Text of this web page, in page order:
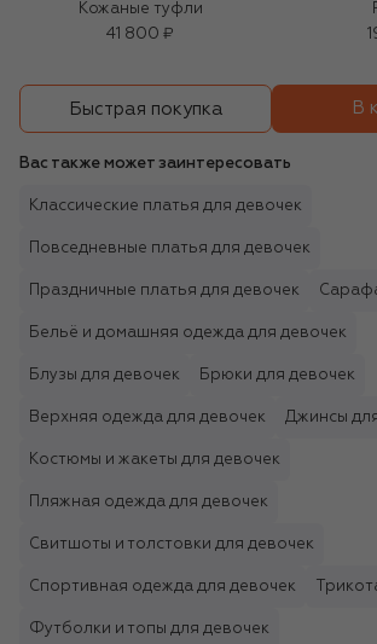
Кожаные туфли
41 800 ₽
Быстрая покупка В
Вас также может заинтересовать
Классические платья для девочек
Повседневные платья для девочек
Праздничные платья для девочек
Бельё и домашняя одежда для девочек
Блузы для девочек Брюки для девочек
Верхняя одежда для девочек Джинсы
Костюмы и жакеты для девочек
Пляжная одежда для девочек
Свитшоты и толстовки для девочек
Спортивная одежда для девочек
Футболки и топы для девочек